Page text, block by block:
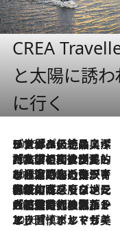
CREA
と太陽に誘
に行く
2026.8.8
リスボンの絶品スイーツ「パステル・デ・ナタ」とは？ポルトガル伝統の奥深い世界へ
2026.7.27
「私の祖国はポルトガル語です」国民的詩人フェルナンド・ペソアと、彼が愛した文学の街を歩く
2026.7.26
ポルトガル近海が育む極上の海の幸。キリリと冷えた白ワインと愉しむ、シーフード専門店の贅沢
2026.7.22
伝統の味をモダンに昇華。高感度な地元客が集う、リスボンの最旬ガストロノミー
2026.7.21
大航海時代の栄華から、震災、独裁、そして革命へ。ポルトガル・首都リスボンの石畳に刻まれた「歴史の光と影」
2026.7.13
エッセイ・ヤマザキマリ「慎ましくも美しき国 ポルトガル」